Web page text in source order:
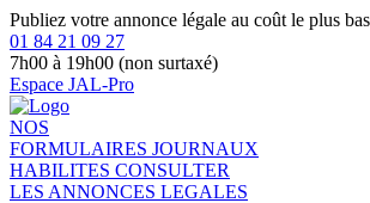
Publiez votre annonce légale au coût le plus bas
01 84 21 09 27
7h00 à 19h00 (non surtaxé)
Espace JAL-Pro
NOS
FORMULAIRES JOURNAUX
HABILITES CONSULTER
LES ANNONCES LEGALES